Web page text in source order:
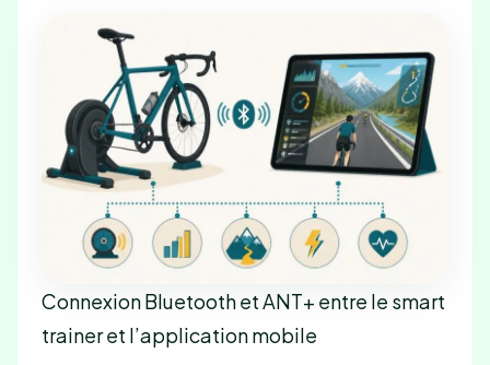
Connexion Bluetooth et ANT+ entre le smart
trainer et l’application mobile